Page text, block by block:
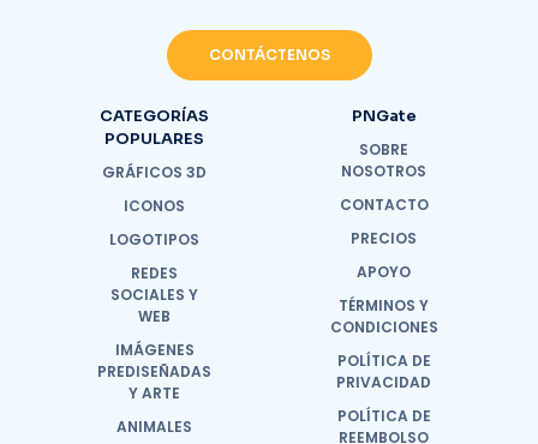
CONTÁCTENOS
CATEGORÍAS
POPULARES
GRÁFICOS 3D
ICONOS
LOGOTIPOS
REDES
SOCIALES Y
WEB
IMÁGENES
PREDISEÑADAS
Y ARTE
ANIMALES
PNGate
SOBRE
NOSOTROS
CONTACTO
PRECIOS
APOYO
TÉRMINOS Y
CONDICIONES
POLÍTICA DE
PRIVACIDAD
POLÍTICA DE
REEMBOLSO